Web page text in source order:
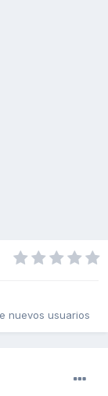
nuevos usuarios